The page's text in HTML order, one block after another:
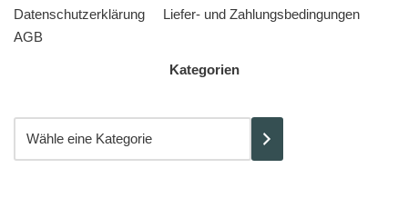
Datenschutzerklärung
Liefer- und Zahlungsbedingungen
AGB
Kategorien